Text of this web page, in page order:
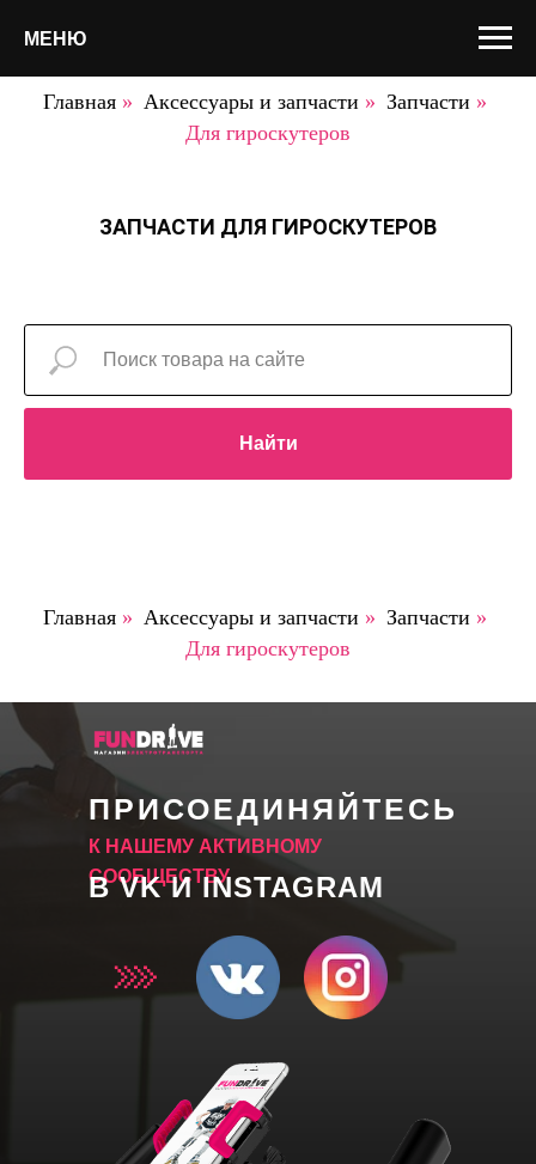
МЕНЮ
Главная » Аксессуары и запчасти » Запчасти »
Для гироскутеров
ЗАПЧАСТИ ДЛЯ ГИРОСКУТЕРОВ
Найти
Главная » Аксессуары и запчасти » Запчасти »
Для гироскутеров
ПРИСОЕДИНЯЙТЕСЬ
К НАШЕМУ АКТИВНОМУ
СООБЩЕСТВУ
В VK И INSTAGRAM